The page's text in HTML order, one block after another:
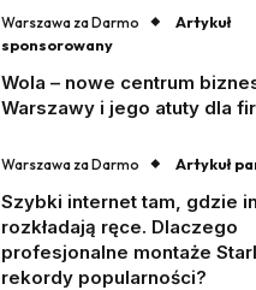
Warszawa za Darmo
Artykuł
sponsorowany
Wola – nowe centrum
Warszawy i jego atuty dla
Warszawa za Darmo Artykuł
Szybki internet tam, gdzie
rozkładają ręce. Dlaczego
profesjonalne montaże
rekordy popularności?